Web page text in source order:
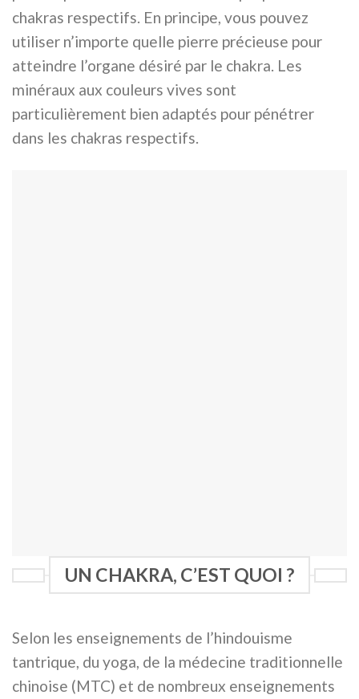
chakras respectifs. En principe, vous pouvez
utiliser n’importe quelle pierre précieuse pour
atteindre l’organe désiré par le chakra. Les
minéraux aux couleurs vives sont
particulièrement bien adaptés pour pénétrer
dans les chakras respectifs.
UN CHAKRA, C’EST QUOI ?
Selon les enseignements de l’hindouisme
tantrique, du yoga, de la médecine traditionnelle
chinoise (MTC) et de nombreux enseignements